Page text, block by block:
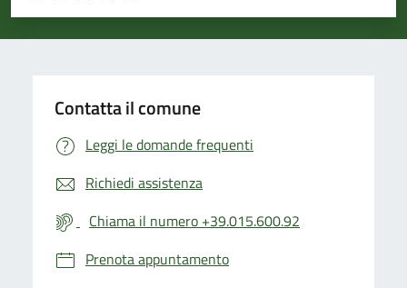
Valuta 5 stelle su 5
Valuta 4 stelle su 5
Valuta 3 stelle su 5
Valuta 2 stelle su 5
Valuta 1 stelle su 5
Contatta il comune
Leggi le domande frequenti
Richiedi assistenza
Chiama il numero +39.015.600.92
Prenota appuntamento